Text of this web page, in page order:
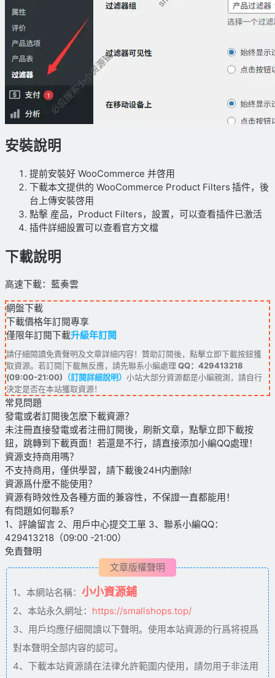
安裝說明
提前安裝好 WooCommerce 并啓用
下載本文提供的 WooCommerce Product Filters 插件，後
台上傳安裝啓用
點擊 産品，Product Filters，設置，可以查看插件已激活
插件詳細設置可以查看官方文檔
下載說明
高速下載：藍奏雲
網盤下載
下載價格年訂閱專享
僅限年訂閱下載升級年訂閱
請仔細閱讀免責聲明及文章詳細内容！贊助訂閱後，點擊立即下載按鈕獲
取資源。若訂閱|下載無反應，請先聯系小編處理 QQ：429413218
(09:00-21:00) （訂閱詳細說明） 小站大部分資源都是小編親測，請自行
決定是否在本站獲取資源！
常見問題
發電或者訂閱後怎麽下載資源？
未注冊直接發電或者注冊訂閱後，刷新文章，點擊立即下載按
鈕，跳轉到下載頁面！若還是不行，請直接添加小編QQ處理！
資源支持商用嗎？
不支持商用，僅供學習，請下載後24H内删除!
資源爲什麽不能使用？
資源有時效性及各種方面的兼容性，不保證一直都能用！
有問題如何聯系?
1、評論留言 2、用戶中心提交工單 3、聯系小編QQ：
429413218（09:00 -21:00）
免責聲明
文章版權聲明
1、本網站名稱： 小小資源鋪
2、本站永久網址： https://smallshops.top/
3、用戶均應仔細閱讀以下聲明。使用本站資源的行爲将視爲
對本聲明全部内容的認可。
4、下載本站資源請在法律允許範圍内使用，請勿用于非法用